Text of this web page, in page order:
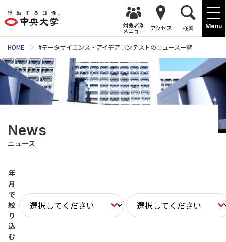
Menu
対象者別
メニュー アクセス 検索
HOME #データサイエンス・アイデアコンテストのニュース一覧
News
ニュース
年
月
で
絞
り
込
む